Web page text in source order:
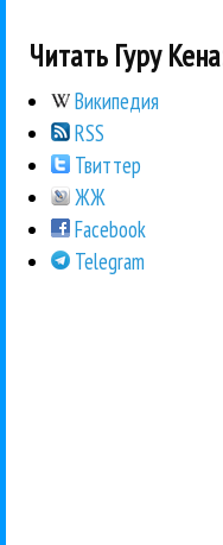
Читать Гуру
Википедия
RSS
Твиттер
ЖЖ
Facebook
Telegram